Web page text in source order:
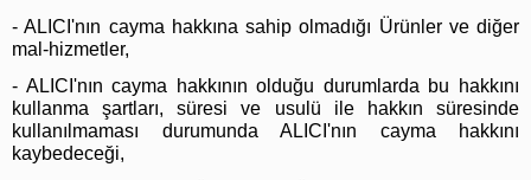
- ALICI'nın cayma hakkına sahip olmadığı Ürünler ve diğer
mal-hizmetler,
- ALICI'nın cayma hakkının olduğu durumlarda bu hakkını
kullanma şartları, süresi ve usulü ile hakkın süresinde
kullanılmaması durumunda ALICI'nın cayma hakkını
kaybedeceği,